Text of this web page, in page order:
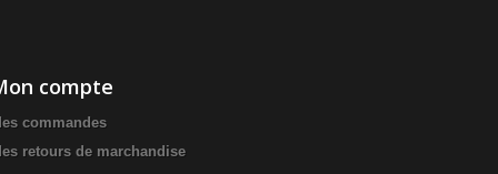
compte
commandes
retours de marchandise